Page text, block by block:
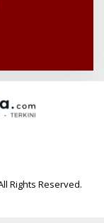
Rights Reserved.